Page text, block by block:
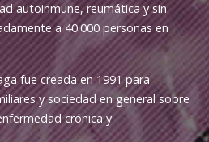
autoinmune, reumática y sin
a 40.000 personas en
fue creada en 1991 para
y sociedad en general sobre
crónica y